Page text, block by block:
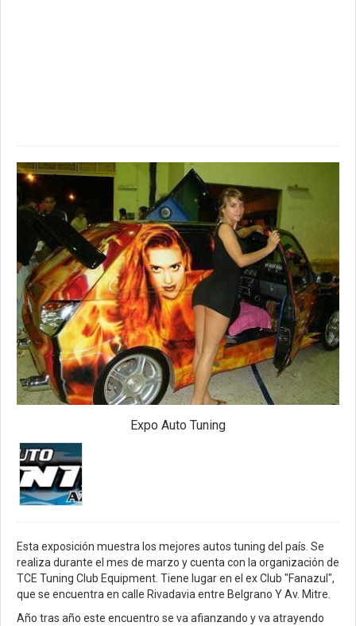
Expo Auto Tuning
Esta exposición muestra los mejores autos tuning del país. Se
realiza durante el mes de marzo y cuenta con la organización de
TCE Tuning Club Equipment. Tiene lugar en el ex Club "Fanazul",
que se encuentra en calle Rivadavia entre Belgrano Y Av. Mitre.
Año tras año este encuentro se va afianzando y va atrayendo